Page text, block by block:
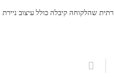
יוקרתית שהלקוחה קיבלה כולל